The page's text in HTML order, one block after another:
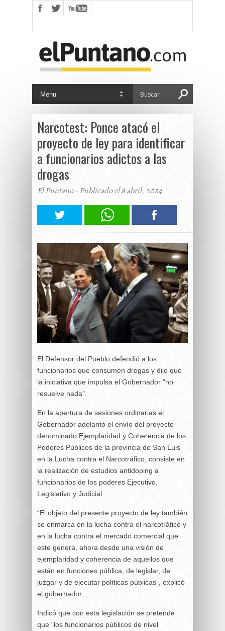
Narcotest: Ponce atacó el
proyecto de ley para identificar
a funcionarios adictos a las
drogas
El Puntano - Publicado el 8 abril, 2024
El Defensor del Pueblo defendió a los
funcionarios que consumen drogas y dijo que
la iniciativa que impulsa el Gobernador "no
resuelve nada".
En la apertura de sesiones ordinarias el
Gobernador adelantó el envío del proyecto
denominado Ejemplaridad y Coherencia de los
Poderes Públicos de la provincia de San Luis
en la Lucha contra el Narcotráfico, consiste en
la realización de estudios antidoping a
funcionarios de los poderes Ejecutivo,
Legislativo y Judicial.
“El objeto del presente proyecto de ley también
se enmarca en la lucha contra el narcotráfico y
en la lucha contra el mercado comercial que
este genera, ahora desde una visión de
ejemplaridad y coherencia de aquellos que
están en funciones pública, de legislar, de
juzgar y de ejecutar políticas públicas”, explicó
el gobernador.
Indicó que con esta legislación se pretende
que “los funcionarios públicos de nivel